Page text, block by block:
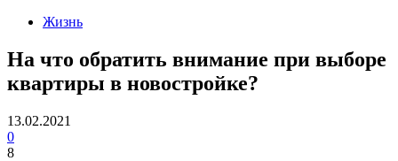
Жизнь
На что обратить внимание при выборе
квартиры в новостройке?
13.02.2021
0
8